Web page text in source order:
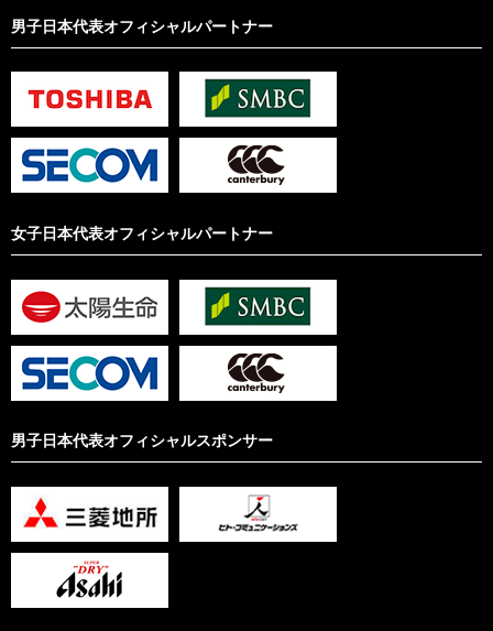
男子日本代表オフィシャルパートナー
女子日本代表オフィシャルパートナー
男子日本代表オフィシャルスポンサー